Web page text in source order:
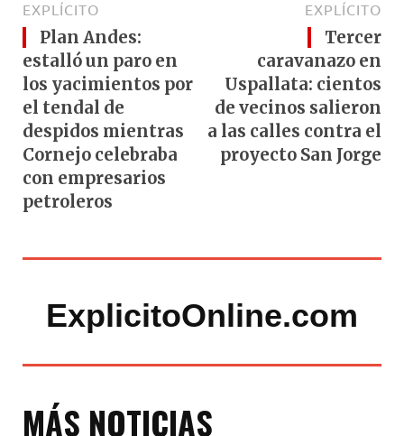
EXPLÍCITO
Plan Andes:
estalló un paro en
los yacimientos por
el tendal de
despidos mientras
Cornejo celebraba
con empresarios
petroleros
EXPLÍCITO
Tercer
caravanazo en
Uspallata: cientos
de vecinos salieron
a las calles contra el
proyecto San Jorge
ExplicitoOnline.com
MÁS NOTICIAS